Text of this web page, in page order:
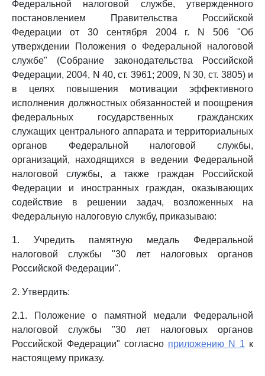
Федеральной налоговой службе, утвержденного
постановлением Правительства Российской
Федерации от 30 сентября 2004 г. N 506 "Об
утверждении Положения о Федеральной налоговой
службе" (Собрание законодательства Российской
Федерации, 2004, N 40, ст. 3961; 2009, N 30, ст. 3805) и
в целях повышения мотивации эффективного
исполнения должностных обязанностей и поощрения
федеральных государственных гражданских
служащих центрального аппарата и территориальных
органов Федеральной налоговой службы,
организаций, находящихся в ведении Федеральной
налоговой службы, а также граждан Российской
Федерации и иностранных граждан, оказывающих
содействие в решении задач, возложенных на
Федеральную налоговую службу, приказываю:
1. Учредить памятную медаль Федеральной
налоговой службы "30 лет налоговых органов
Российской Федерации".
2. Утвердить:
2.1. Положение о памятной медали Федеральной
налоговой службы "30 лет налоговых органов
Российской Федерации" согласно приложению N 1 к
настоящему приказу.